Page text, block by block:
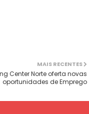
MAIS RECENTES
Center Norte oferta novas
oportunidades de Emprego